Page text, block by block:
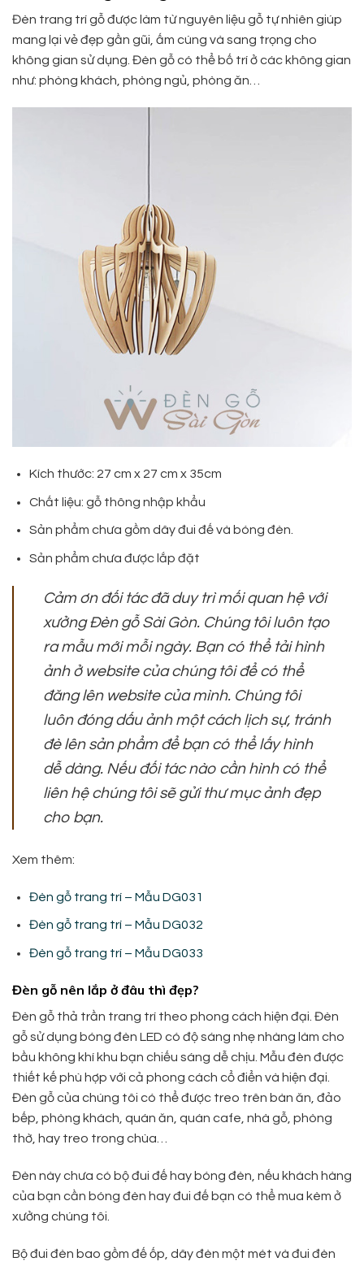
Đèn trang trí gỗ được làm từ nguyên liệu gỗ tự nhiên giúp
mang lại vẻ đẹp gần gũi, ấm cúng và sang trọng cho
không gian sử dụng. Đèn gỗ có thể bố trí ở các không gian
như: phòng khách, phòng ngủ, phòng ăn…
Kích thước: 27 cm x 27 cm x 35cm
Chất liệu: gỗ thông nhập khẩu
Sản phẩm chưa gồm dây đui đế và bóng đèn.
Sản phẩm chưa được lắp đặt
Cảm ơn đối tác đã duy trì mối quan hệ với
xưởng Đèn gỗ Sài Gòn. Chúng tôi luôn tạo
ra mẫu mới mỗi ngày. Bạn có thể tải hình
ảnh ở website của chúng tôi để có thể
đăng lên website của mình. Chúng tôi
luôn đóng dấu ảnh một cách lịch sự, tránh
đè lên sản phẩm để bạn có thể lấy hình
dễ dàng. Nếu đối tác nào cần hình có thể
liên hệ chúng tôi sẽ gửi thư mục ảnh đẹp
cho bạn.
Xem thêm:
Đèn gỗ trang trí – Mẫu DG031
Đèn gỗ trang trí – Mẫu DG032
Đèn gỗ trang trí – Mẫu DG033
Đèn gỗ nên lắp ở đâu thì đẹp?
Đèn gỗ thả trần trang trí theo phong cách hiện đại. Đèn
gỗ sử dụng bóng đèn LED có độ sáng nhẹ nhàng làm cho
bầu không khí khu bạn chiếu sáng dễ chịu. Mẫu đèn được
thiết kế phù hợp với cả phong cách cổ điển và hiện đại.
Đèn gỗ của chúng tôi có thể được treo trên bàn ăn, đảo
bếp, phòng khách, quán ăn, quán cafe, nhà gỗ, phòng
thờ, hay treo trong chùa…
Đèn này chưa có bộ đui đế hay bóng đèn, nếu khách hàng
của bạn cần bóng đèn hay đui đế bạn có thể mua kèm ở
xưởng chúng tôi.
Bộ đui đèn bao gồm đế ốp, dây đèn một mét và đui đèn